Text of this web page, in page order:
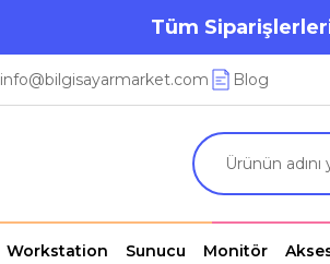
Tüm
info@bilgisayarmarket.com Blog
Workstation Sunucu Monitör